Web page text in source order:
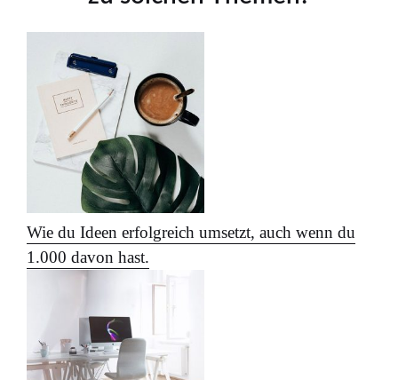
Wie du Ideen erfolgreich umsetzt, auch wenn du
1.000 davon hast.